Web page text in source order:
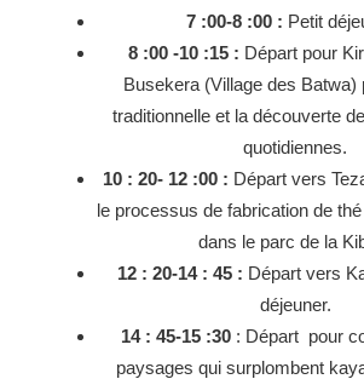
7 :00-8 :00 : Petit
8 :00 -10 :15 : Départ pour
Busekera (Village des Batwa)
traditionnelle et la découverte
quotidiennes.
10 : 20- 12 :00 : Départ vers
le processus de fabrication de
dans le parc de la
12 : 20-14 : 45 : Départ vers
déjeuner.
14 : 45-15 :30 : Départ pour
paysages qui surplombent